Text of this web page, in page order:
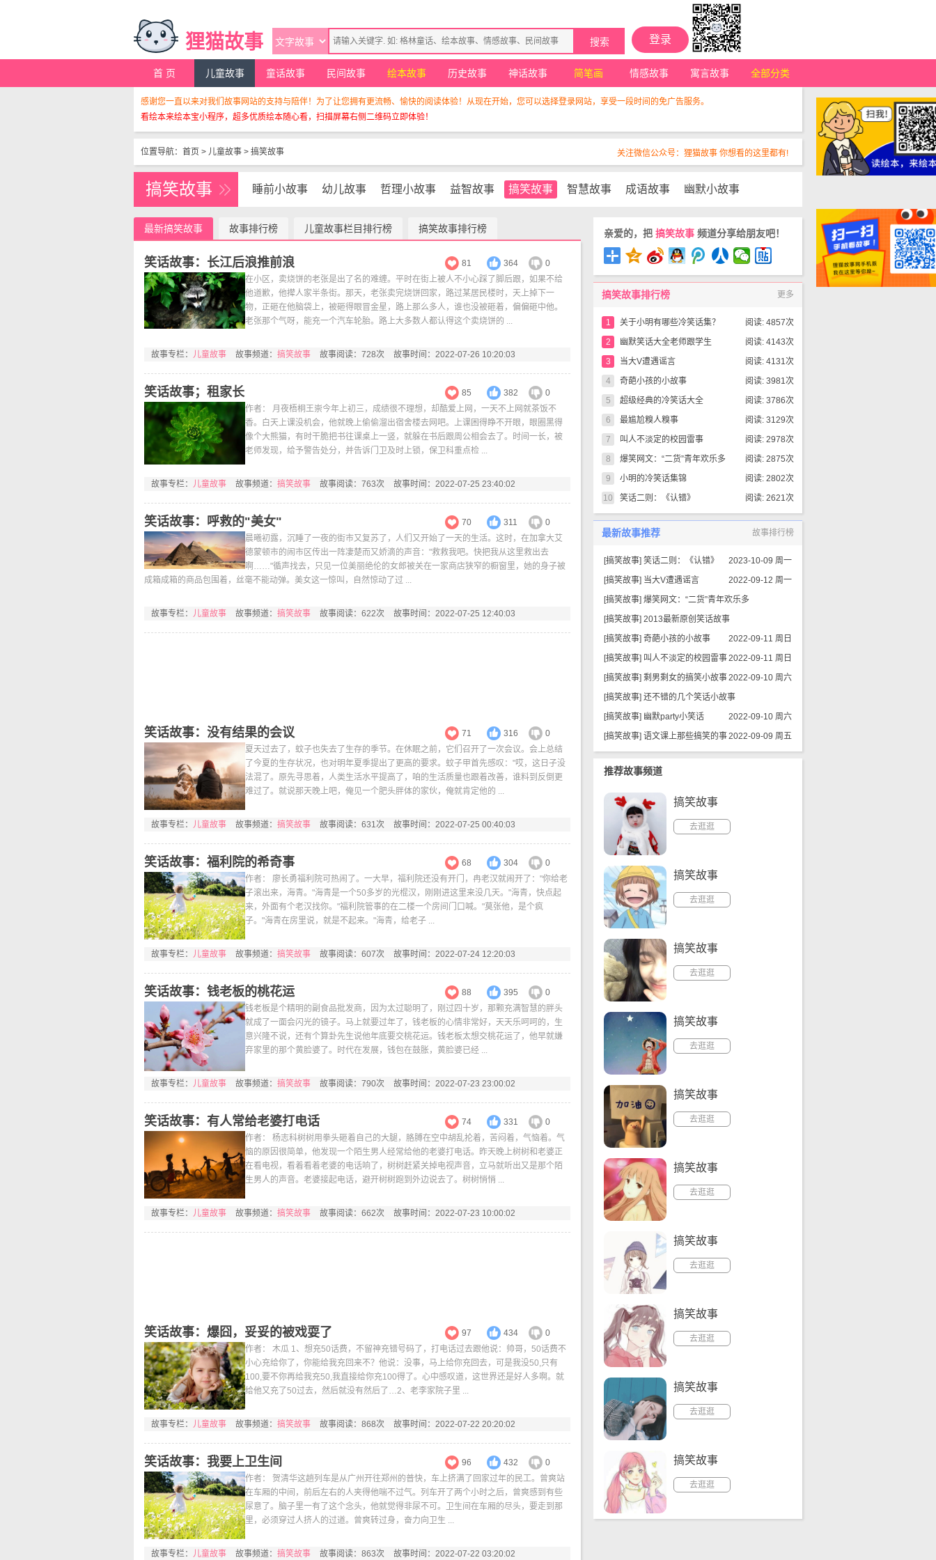
狸猫故事 登录
首 页 儿童故事 童话故事 民间故事 绘本故事 历史故事 神话故事 简笔画 情感故事 寓言故事 全部分类
感谢您一直以来对我们故事网站的支持与陪伴！为了让您拥有更流畅、愉快的阅读体验！从现在开始，您可以选择登录网站，享受一段时间的免广告服务。
看绘本来绘本宝小程序，超多优质绘本随心看，扫描屏幕右侧二维码立即体验！
位置导航： 首页 > 儿童故事 > 搞笑故事 关注微信公众号：狸猫故事 你想看的这里都有!
搞笑故事 睡前小故事 幼儿故事 哲理小故事 益智故事 搞笑故事 智慧故事 成语故事 幽默小故事
最新搞笑故事 故事排行榜 儿童故事栏目排行榜 搞笑故事排行榜
笑话故事：长江后浪推前浪 81 364
0
在小区，卖烧饼的老张是出了名的难缠。平时在街上被人不小心踩了脚后跟，如果不给
他道歉，他撵人家半条街。那天，老张卖完烧饼回家，路过某居民楼时，天上掉下一
物，正砸在他脑袋上，被砸得眼冒金星，路上那么多人，谁也没被砸着，偏偏砸中他。
老张那个气呀，能充一个汽车轮胎。路上大多数人都认得这个卖烧饼的 ...
故事专栏： 儿童故事 故事频道： 搞笑故事 故事阅读：728次 故事时间：2022-07-26 10:20:03
笑话故事；租家长 85 382
0
作者： 月夜梧桐王崇今年上初三，成绩很不理想，却酷爱上网，一天不上网就茶饭不
香。白天上课没机会，他就晚上偷偷溜出宿舍楼去网吧。上课困得睁不开眼，眼圈黑得
像个大熊猫，有时干脆把书往课桌上一竖，就躲在书后跟周公相会去了。时间一长，被
老师发现，给予警告处分，并告诉门卫及时上锁，保卫科重点检 ...
故事专栏： 儿童故事 故事频道： 搞笑故事 故事阅读：763次 故事时间：2022-07-25 23:40:02
笑话故事：呼救的"美女" 70 311
0
晨曦初露，沉睡了一夜的街市又复苏了，人们又开始了一天的生活。这时，在加拿大艾
德蒙顿市的闹市区传出一阵凄楚而又娇滴的声音："救救我吧。快把我从这里救出去
啊……"循声找去，只见一位美丽绝伦的女郎被关在一家商店狭窄的橱窗里，她的身子被
成箱成箱的商品包围着，丝毫不能动弹。美女这一惊叫，自然惊动了过 ...
故事专栏： 儿童故事 故事频道： 搞笑故事 故事阅读：622次 故事时间：2022-07-25 12:40:03
笑话故事：没有结果的会议 71 316
0
夏天过去了，蚊子也失去了生存的季节。在休眠之前，它们召开了一次会议。会上总结
了今夏的生存状况，也对明年夏季提出了更高的要求。蚊子甲首先感叹："哎，这日子没
法混了。原先寻思着，人类生活水平提高了，咱的生活质量也跟着改善，谁料到反倒更
难过了。就说那天晚上吧，俺见一个肥头胖体的家伙，俺就肯定他的 ...
故事专栏： 儿童故事 故事频道： 搞笑故事 故事阅读：631次 故事时间：2022-07-25 00:40:03
笑话故事：福利院的希奇事 68 304
0
作者： 廖长勇福利院可热闹了。一大早，福利院还没有开门，冉老汉就闹开了："你给老
子滚出来，海青。"海青是一个50多岁的光棍汉，刚刚进这里来没几天。"海青，快点起
来，外面有个老汉找你。"福利院管事的在二楼一个房间门口喊。"莫张他，是个疯
子。"海青在房里说，就是不起来。"海青，给老子 ...
故事专栏： 儿童故事 故事频道： 搞笑故事 故事阅读：607次 故事时间：2022-07-24 12:20:03
笑话故事：钱老板的桃花运 88 395
0
钱老板是个精明的副食品批发商，因为太过聪明了，刚过四十岁，那颗充满智慧的胖头
就成了一面会闪光的镜子。马上就要过年了，钱老板的心情非常好，天天乐呵呵的，生
意兴隆不说，还有个算卦先生说他年底要交桃花运。钱老板太想交桃花运了，他早就嫌
弃家里的那个黄脸婆了。时代在发展，钱包在鼓胀，黄脸婆已经 ...
故事专栏： 儿童故事 故事频道： 搞笑故事 故事阅读：790次 故事时间：2022-07-23 23:00:02
笑话故事：有人常给老婆打电话 74 331
0
作者： 杨志科树树用拳头砸着自己的大腿，胳膊在空中胡乱抡着，苦闷着，气恼着。气
恼的原因很简单，他发现一个陌生男人经常给他的老婆打电话。昨天晚上树树和老婆正
在看电视，看着看着老婆的电话响了，树树赶紧关掉电视声音，立马就听出又是那个陌
生男人的声音。老婆接起电话，避开树树跑到外边说去了。树树悄悄 ...
故事专栏： 儿童故事 故事频道： 搞笑故事 故事阅读：662次 故事时间：2022-07-23 10:00:02
笑话故事：爆囧，妥妥的被戏耍了 97 434
0
作者： 木瓜 1、想充50话费，不留神充错号码了，打电话过去跟他说：帅哥，50话费不
小心充给你了，你能给我充回来不？他说：没事，马上给你充回去，可是我没50,只有
100,要不你再给我充50,我直接给你充100得了。心中感叹道，这世界还是好人多啊。就
给他又充了50过去，然后就没有然后了…2、老李家院子里 ...
故事专栏： 儿童故事 故事频道： 搞笑故事 故事阅读：868次 故事时间：2022-07-22 20:20:02
笑话故事：我要上卫生间 96 432
0
作者： 贺清华这趟列车是从广州开往郑州的普快，车上挤满了回家过年的民工。曾爽站
在车厢的中间，前后左右的人夹得他喘不过气。列车开了两个小时之后，曾爽感到有些
尿意了。脑子里一有了这个念头，他就觉得非尿不可。卫生间在车厢的尽头，要走到那
里，必须穿过人挤人的过道。曾爽转过身，奋力向卫生 ...
故事专栏： 儿童故事 故事频道： 搞笑故事 故事阅读：863次 故事时间：2022-07-22 03:20:02
亲爱的，把 搞笑故事 频道分享给朋友吧！
搞笑故事排行榜 更多
1 关于小明有哪些冷笑话集？
阅读: 4857次
2
幽默笑话大全老师跟学生
阅读: 4143次
3
当大V遭遇谣言
阅读: 4131次
4
奇葩小孩的小故事
阅读: 3981次
5
超级经典的冷笑话大全
阅读: 3786次
6
最尴尬糗人糗事
阅读: 3129次
7
叫人不淡定的校园雷事
阅读: 2978次
8
爆笑网文：“二货”青年欢乐多
阅读: 2875次
9
小明的冷笑话集锦
阅读: 2802次
10
笑话二则：《认错》 阅读: 2621次
最新故事推荐 故事排行榜
[搞笑故事] 笑话二则：《认错》
2023-10-09 周一
[搞笑故事] 当大V遭遇谣言
2022-09-12 周一
[搞笑故事] 爆笑网文：“二货”青年欢乐多
2022-09-11 周日
[搞笑故事] 2013最新原创笑话故事
2022-09-11 周日
[搞笑故事] 奇葩小孩的小故事
2022-09-11 周日
[搞笑故事] 叫人不淡定的校园雷事2022-09-11 周日
[搞笑故事] 剩男剩女的搞笑小故事2022-09-10 周六
[搞笑故事] 还不错的几个笑话小故事
2022-09-10 周六
[搞笑故事] 幽默party小笑话
2022-09-10 周六
[搞笑故事] 语文课上那些搞笑的事2022-09-09 周五
推荐故事频道
搞笑故事
去逛逛
搞笑故事
去逛逛
搞笑故事
去逛逛
搞笑故事
去逛逛
搞笑故事
去逛逛
搞笑故事
去逛逛
搞笑故事
去逛逛
搞笑故事
去逛逛
搞笑故事
去逛逛
搞笑故事
去逛逛